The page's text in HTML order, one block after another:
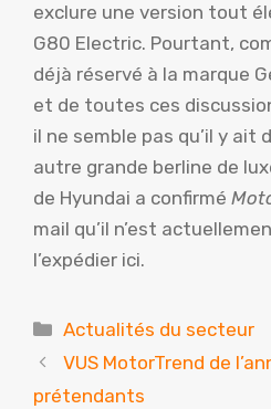
exclure une version tout
G80 Electric. Pourtant,
déjà réservé à la marque
et de toutes ces
il ne semble pas qu’il y ait
autre grande berline de
de Hyundai a confirmé
mail qu’il n’est
l’expédier ici.
Catégories
Actualités du secteur
VUS MotorTrend de
prétendants